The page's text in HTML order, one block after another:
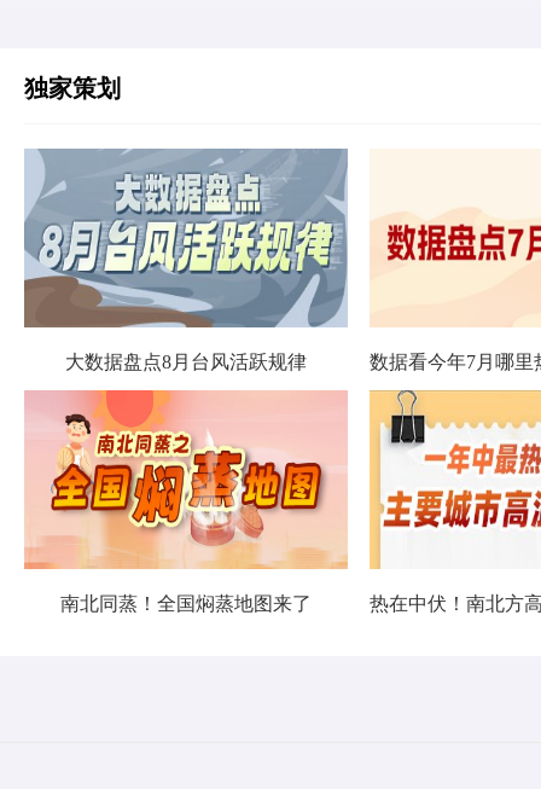
独家策划
大数据盘点8月台风活跃规律
南北同蒸！全国焖蒸地图来了